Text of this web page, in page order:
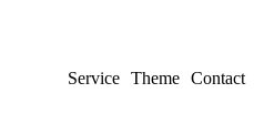
Service Theme Contact